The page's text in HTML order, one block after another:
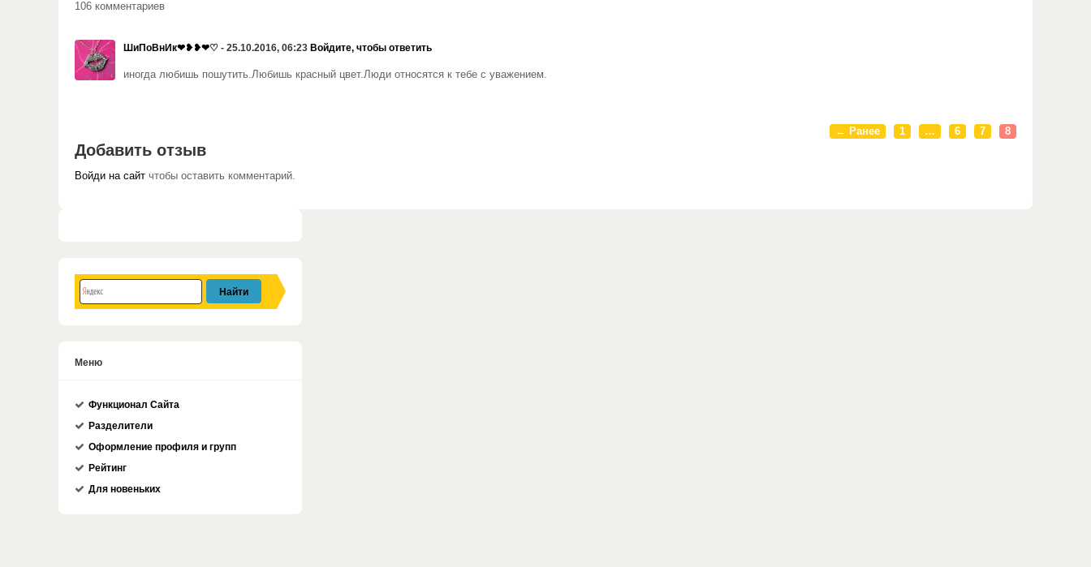
106 комментариев
ШиПоВнИк❤❥❥❤♡ - 25.10.2016, 06:23 Войдите, чтобы ответить
иногда любишь пошутить.Любишь красный цвет.Люди относятся к тебе с уважением.
← Ранее 1 … 6 7 8
Добавить отзыв
Войди на сайт чтобы оставить комментарий.
Меню
Функционал Сайта
Разделители
Оформление профиля и групп
Рейтинг
Для новеньких